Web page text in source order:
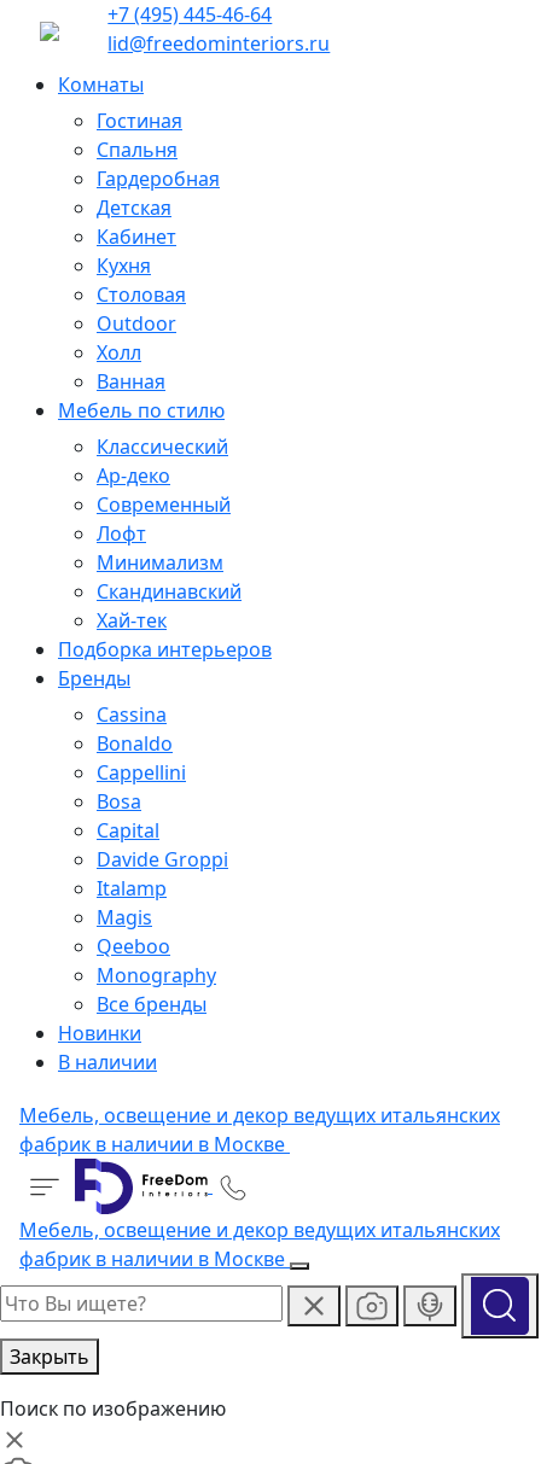
+7 (495) 445-46-64
lid@freedominteriors.ru
Комнаты
Гостиная
Спальня
Гардеробная
Детская
Кабинет
Кухня
Столовая
Outdoor
Холл
Ванная
Мебель по стилю
Классический
Ар-деко
Современный
Лофт
Минимализм
Скандинавский
Хай-тек
Подборка интерьеров
Бренды
Cassina
Bonaldo
Cappellini
Bosa
Capital
Davide Groppi
Italamp
Magis
Qeeboo
Monography
Все бренды
Новинки
В наличии
Мебель, освещение и декор ведущих итальянских
фабрик в наличии в Москве
Мебель, освещение и декор ведущих итальянских
фабрик в наличии в Москве
Закрыть
Поиск по изображению